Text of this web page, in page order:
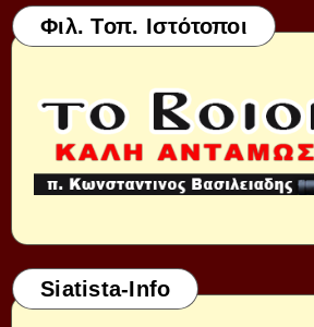
Φιλ. Τοπ. Ιστότοποι
Siatista-Info